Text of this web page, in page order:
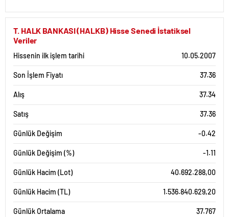
T. HALK BANKASI (HALKB) Hisse Senedi İstatiksel
Veriler
Hissenin ilk işlem tarihi 10.05.2007
Son İşlem Fiyatı 37.36
Alış 37.34
Satış 37.36
Günlük Değişim -0.42
Günlük Değişim (%) -1.11
Günlük Hacim (Lot) 40.692.288,00
Günlük Hacim (TL) 1.536.840.629,20
Günlük Ortalama 37.767